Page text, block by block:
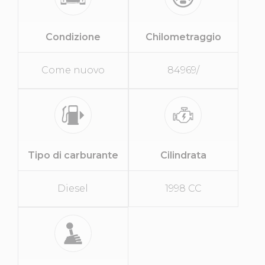
Condizione
Come nuovo
Chilometraggio
84969/
Tipo di carburante
Diesel
Cilindrata
1998 CC